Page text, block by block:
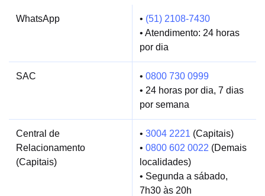
WhatsApp • (51) 2108-7430
• Atendimento: 24 horas
por dia
SAC • 0800 730 0999
• 24 horas por dia, 7 dias
por semana
Central de
Relacionamento
(Capitais)
• 3004 2221 (Capitais)
• 0800 602 0022 (Demais
localidades)
• Segunda a sábado,
7h30 às 20h